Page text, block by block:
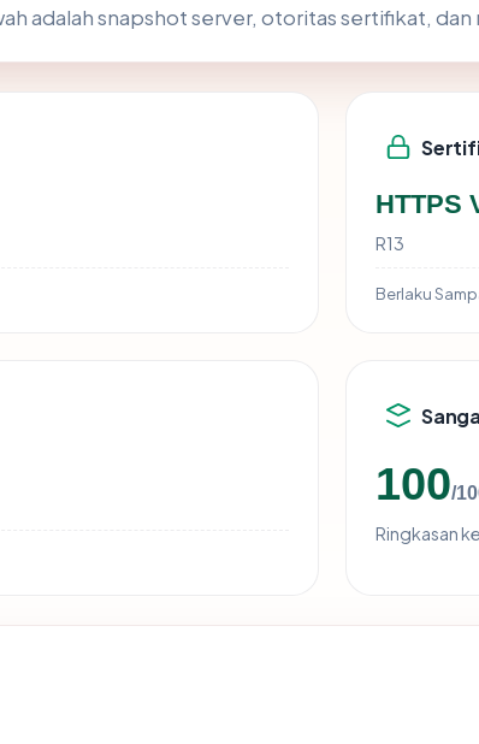
adalah snapshot server, otoritas sertifikat,
HTTPS
R13
Berlaku
100/
Ringkasan